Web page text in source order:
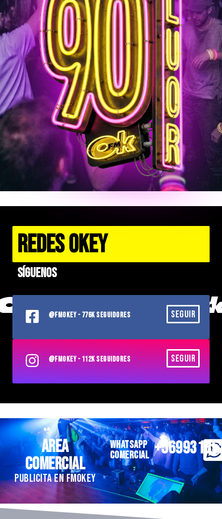
REDES OKEY
Síguenos
SEGUIR
@FMOKEY - 776K SEGUIDORES
SEGUIR
@FMOKEY - 112K SEGUIDORES
AREA
COMERCIAL
PUBLICITA EN FMOKEY
WHATSAPP
COMERCIAL